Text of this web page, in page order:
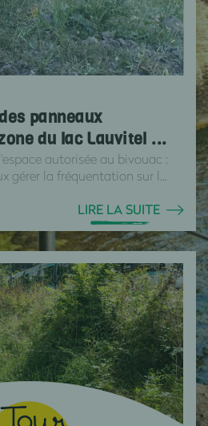
panneaux
du lac Lauvitel ...
autorisée au bivouac :
gérer la fréquentation sur l...
LIRE LA SUITE